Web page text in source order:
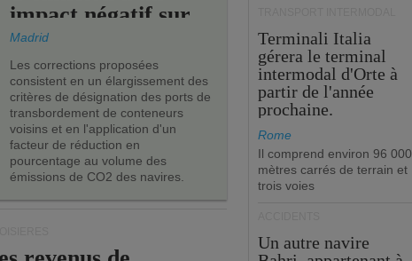
impact négatif sur
les ports de l’UE.
Madrid
Les corrections proposées
consistent en un élargissement des
critères de désignation des ports de
transbordement de conteneurs
voisins et en l'application d'un
facteur de réduction en
pourcentage au volume des
émissions de CO2 des navires.
Terminali Italia
gérera le terminal
intermodal d'Orte à
partir de l'année
prochaine.
Rome
Il comprend environ 96 000
mètres carrés de terrain et
trois voies
Un autre navire